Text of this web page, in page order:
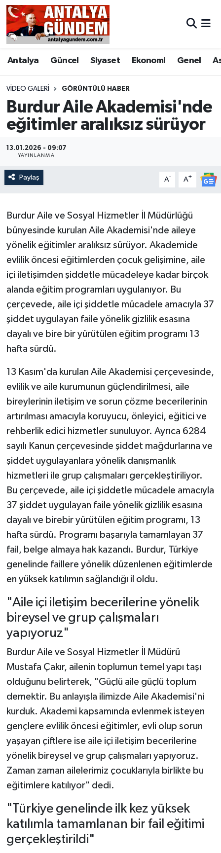
Antalya Güncel Siyaset Ekonomi Genel
VIDEO GALERI GÖRÜNTÜLÜ HABER
Burdur Aile Akademisi'nde
eğitimler aralıksız sürüyor
13.01.2026 - 09:07
YAYINLANMA
Paylaş A- A+
Burdur Aile ve Sosyal Hizmetler İl Müdürlüğü
bünyesinde kurulan Aile Akademisi'nde aileye
yönelik eğitimler aralıksız sürüyor. Akademide
evlilik öncesi eğitimlerden çocuk gelişimine, aile
içi iletişimden şiddetle mücadeleye kadar birçok
alanda eğitim programları uygulanıyor. Bu
çerçevede, aile içi şiddetle mücadele amacıyla 37
şiddet uygulayan faile yönelik gizlilik esasına
dayalı ve bire bir yürütülen eğitim programı 13
hafta sürdü.
13 Kasım'da kurulan Aile Akademisi çerçevesinde,
evlilik ve aile kurumunun güçlendirilmesi, aile
bireylerinin iletişim ve sorun çözme becerilerinin
artırılması amacıyla koruyucu, önleyici, eğitici ve
rehberlik edici hizmetler sunuluyor. Ayrıca 6284
sayılı Kanun çerçevesinde şiddet mağdurlarına ve
şiddet uygulayanlara yönelik danışmanlık
hizmetleri ile grup çalışmaları gerçekleştiriliyor.
Bu çerçevede, aile içi şiddetle mücadele amacıyla
37 şiddet uygulayan faile yönelik gizlilik esasına
dayalı ve birebir yürütülen eğitim programı, 13
hafta sürdü. Programı başarıyla tamamlayan 37
fail, belge almaya hak kazandı. Burdur, Türkiye
genelinde faillere yönelik düzenlenen eğitimlerde
en yüksek katılımın sağlandığı il oldu.
"Aile içi iletişim becerilerine yönelik
bireysel ve grup çalışmaları
yapıyoruz"
Burdur Aile ve Sosyal Hizmetler İl Müdürü
Mustafa Çakır, ailenin toplumun temel yapı taşı
olduğunu belirterek, "Güçlü aile güçlü toplum
demektir. Bu anlayışla ilimizde Aile Akademisi'ni
kurduk. Akademi kapsamında evlenmek isteyen
gençlere evlilik öncesi eğitimler, evli olup sorun
yaşayan çiftlere ise aile içi iletişim becerilerine
yönelik bireysel ve grup çalışmaları yapıyoruz.
Zaman zaman ailelerimiz çocuklarıyla birlikte bu
eğitimlere katılıyor" dedi.
"Türkiye genelinde ilk kez yüksek
katılımla tamamlanan bir fail eğitimi
gerçekleştirildi"
Antalya
Asayiş
Bilim & Teknoloji
Bölge
Görüntülü Haber
Kültür & Sanat
Magazin
Resmi İlan
Sağlık & Yaşam
Spor
Antalya Nöbetçi Eczaneler
Antalya Hava Durumu
Antalya Namaz Vakitleri
Antalya Trafik Yoğunluk Haritası
Haber Arşivi